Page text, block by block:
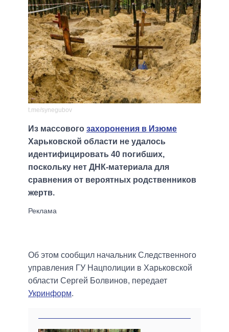
t.me/synegubov
Из массового захоронения в Изюме
Харьковской области не удалось
идентифицировать 40 погибших,
поскольку нет ДНК-материала для
сравнения от вероятных родственников
жертв.
Об этом сообщил начальник Следственного
управления ГУ Нацполиции в Харьковской
области Сергей Болвинов, передает
Укринформ.